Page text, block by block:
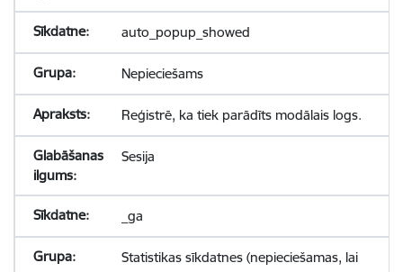
auto_popup_showed
Nepieciešams
Reģistrē, ka tiek parādīts modālais logs.
Sesija
_ga
Statistikas sīkdatnes (nepieciešamas, lai